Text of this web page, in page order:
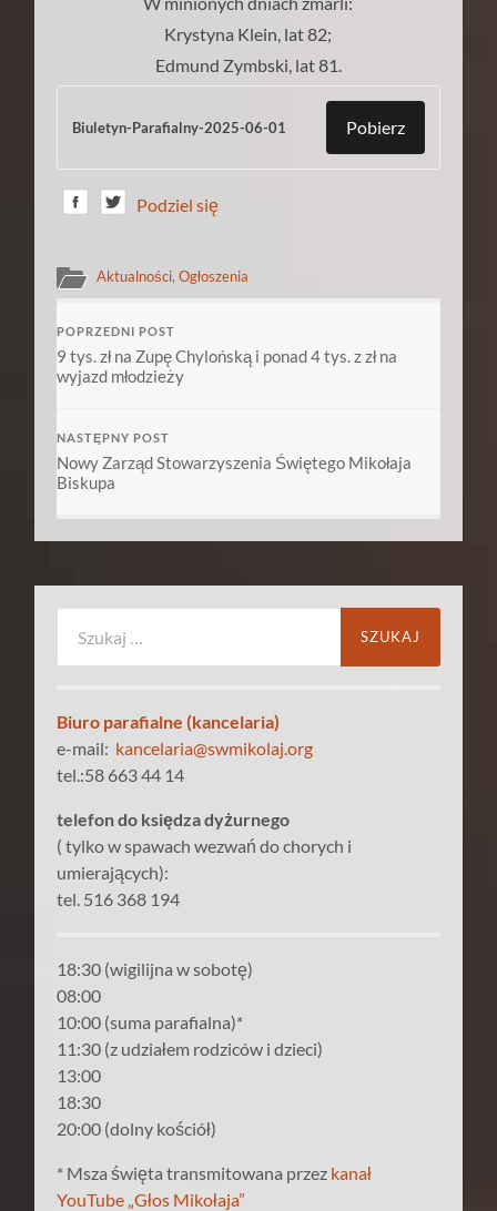
Krystyna Klein, lat 82;
Edmund Zymbski, lat 81.
Biuletyn-Parafialny-2025-06-01 Pobierz
Podziel się
Aktualności,Ogłoszenia
POPRZEDNI POST
9 tys. zł na Zupę Chylońską i ponad 4 tys. z zł na
wyjazd młodzieży
NASTĘPNY POST
Nowy Zarząd Stowarzyszenia Świętego Mikołaja
Biskupa
Biuro parafialne (kancelaria)
e-mail: kancelaria@swmikolaj.org
tel.:58 663 44 14
telefon do księdza dyżurnego
( tylko w spawach wezwań do chorych i
umierających):
tel. 516 368 194
18:30 (wigilijna w sobotę)
08:00
10:00 (suma parafialna)*
11:30 (z udziałem rodziców i dzieci)
13:00
18:30
20:00 (dolny kościół)
* Msza święta transmitowana przez kanał
YouTube „Głos Mikołaja”